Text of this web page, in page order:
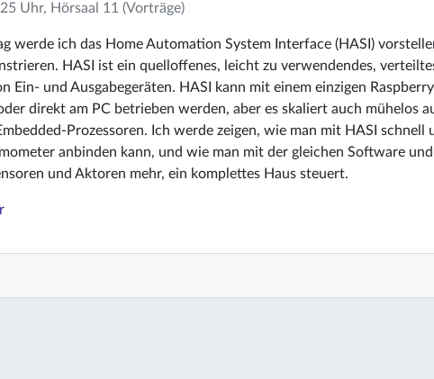
Uhr, Hörsaal 11 (Vorträge)
werde ich das Home Automation System Interface (HASI)
HASI ist ein quelloffenes, leicht zu verwendendes,
Ein- und Ausgabegeräten. HASI kann mit einem einzigen
direkt am PC betrieben werden, aber es skaliert auch mühelos
Prozessoren. Ich werde zeigen, wie man mit HASI schnell
anbinden kann, und wie man mit der gleichen Software
und Aktoren mehr, ein komplettes Haus steuert.